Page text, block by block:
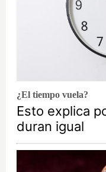
¿El tiempo vuela?
Esto explica
duran igual